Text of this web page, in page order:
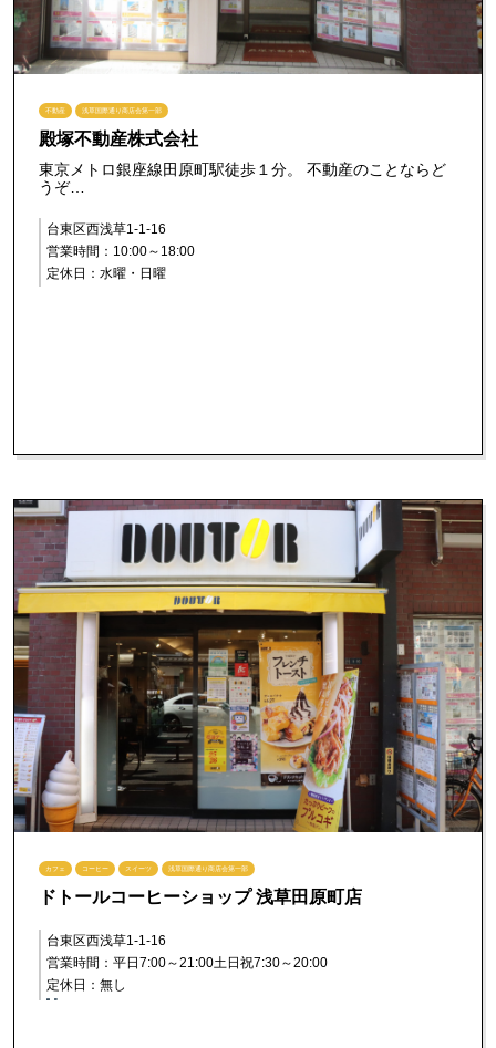
不動産 浅草国際通り商店会第一部
殿塚不動産株式会社
東京メトロ銀座線田原町駅徒歩１分。 不動産のことならど
うぞ…
台東区西浅草1-1-16
営業時間：10:00～18:00
定休日：水曜・日曜
カフェ コーヒー スイーツ 浅草国際通り商店会第一部
ドトールコーヒーショップ 浅草田原町店
台東区西浅草1-1-16
営業時間：平日7:00～21:00土日祝7:30～20:00
定休日：無し